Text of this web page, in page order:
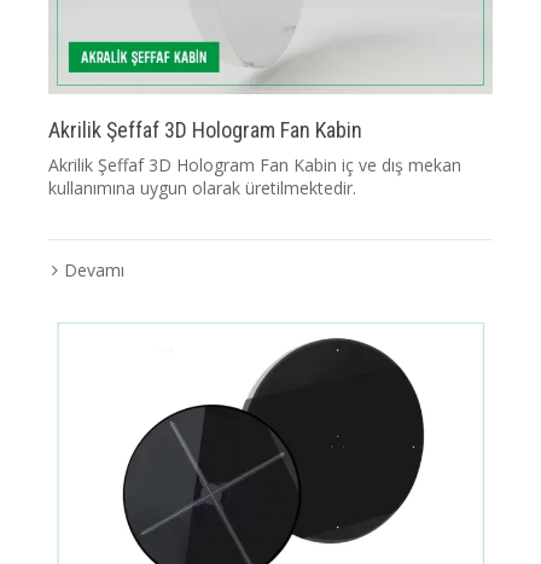
Akrilik Şeffaf 3D Hologram Fan Kabin
Akrilik Şeffaf 3D Hologram Fan Kabin iç ve dış mekan
kullanımına uygun olarak üretilmektedir.
Devamı